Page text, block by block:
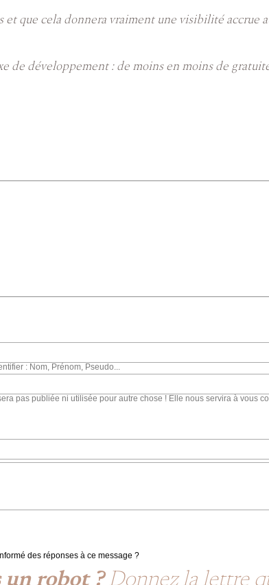
que cela donnera vraiment une visibilité accrue
de développement : de moins en moins de
: Nom, Prénom, Pseudo...
pas publiée ni utilisée pour autre chose ! Elle nous servira à vous
des réponses à ce message ?
un robot ?Donnez la lettre